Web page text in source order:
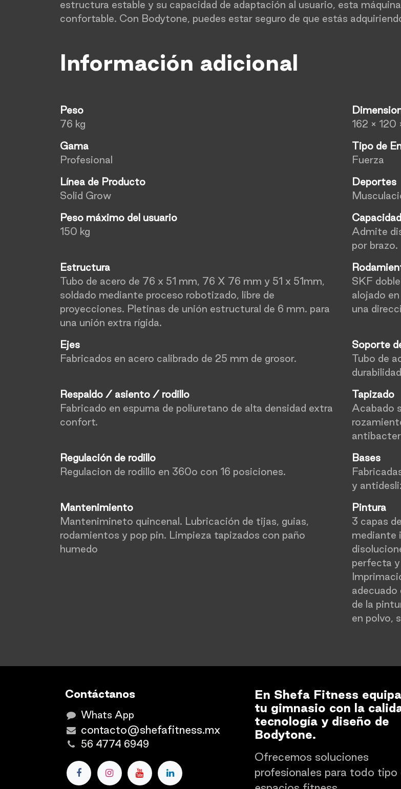
estructura estable y su capacidad de adaptación al usuario, esta
confortable. Con Bodytone, puedes estar seguro de que estás
Información adicional
Peso
76 kg
162 × 120
Gama
Profesional
Tipo de
Fuerza
Línea de Producto
Solid Grow
Deportes
Peso máximo del usuario
150 kg
Admite
por brazo.
Estructura
Tubo de acero de 76 x 51 mm, 76 X 76 mm y 51 x 51mm,
soldado mediante proceso robotizado, libre de
proyecciones. Pletinas de unión estructural de 6 mm. para
una unión extra rígida.
SKF
alojado
una
Ejes
Fabricados en acero calibrado de 25 mm de grosor.
Soporte
Tubo de
Respaldo / asiento / rodillo
Fabricado en espuma de poliuretano de alta densidad extra
confort.
Tapizado
Acabado
Regulación de rodillo
Regulacion de rodillo en 360o con 16 posiciones.
Bases
y
Mantenimiento
Mantenimineto quincenal. Lubricación de tijas, guias,
rodamientos y pop pin. Limpieza tapizados con paño
humedo
Pintura
3 capas
mediante
perfecta
adecuado
de la
en polvo,
Contáctanos
Whats App
contacto@shefafitness.mx
56 4774 6949
En Shefa Fitness
tu gimnasio con la
tecnología y diseño de
Bodytone.
Ofrecemos soluciones
profesionales para todo tipo